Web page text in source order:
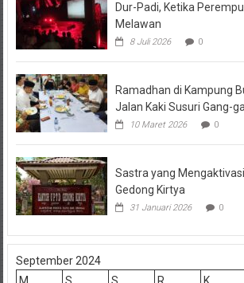
Dur-Padi, Ketika
Melawan
8 Juli 2026 0
Ramadhan di Kampung
Jalan Kaki Susuri Gang-
10 Maret 2026 0
Sastra yang
Gedong Kirtya
31 Januari 2026 0
September 2024